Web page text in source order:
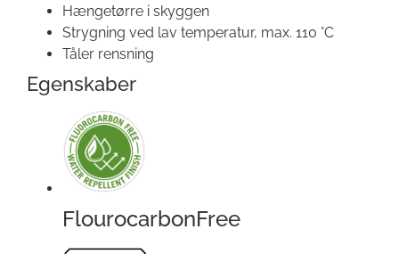
Hængetørre i skyggen
Strygning ved lav temperatur, max. 110 °C
Tåler rensning
Egenskaber
FlourocarbonFree